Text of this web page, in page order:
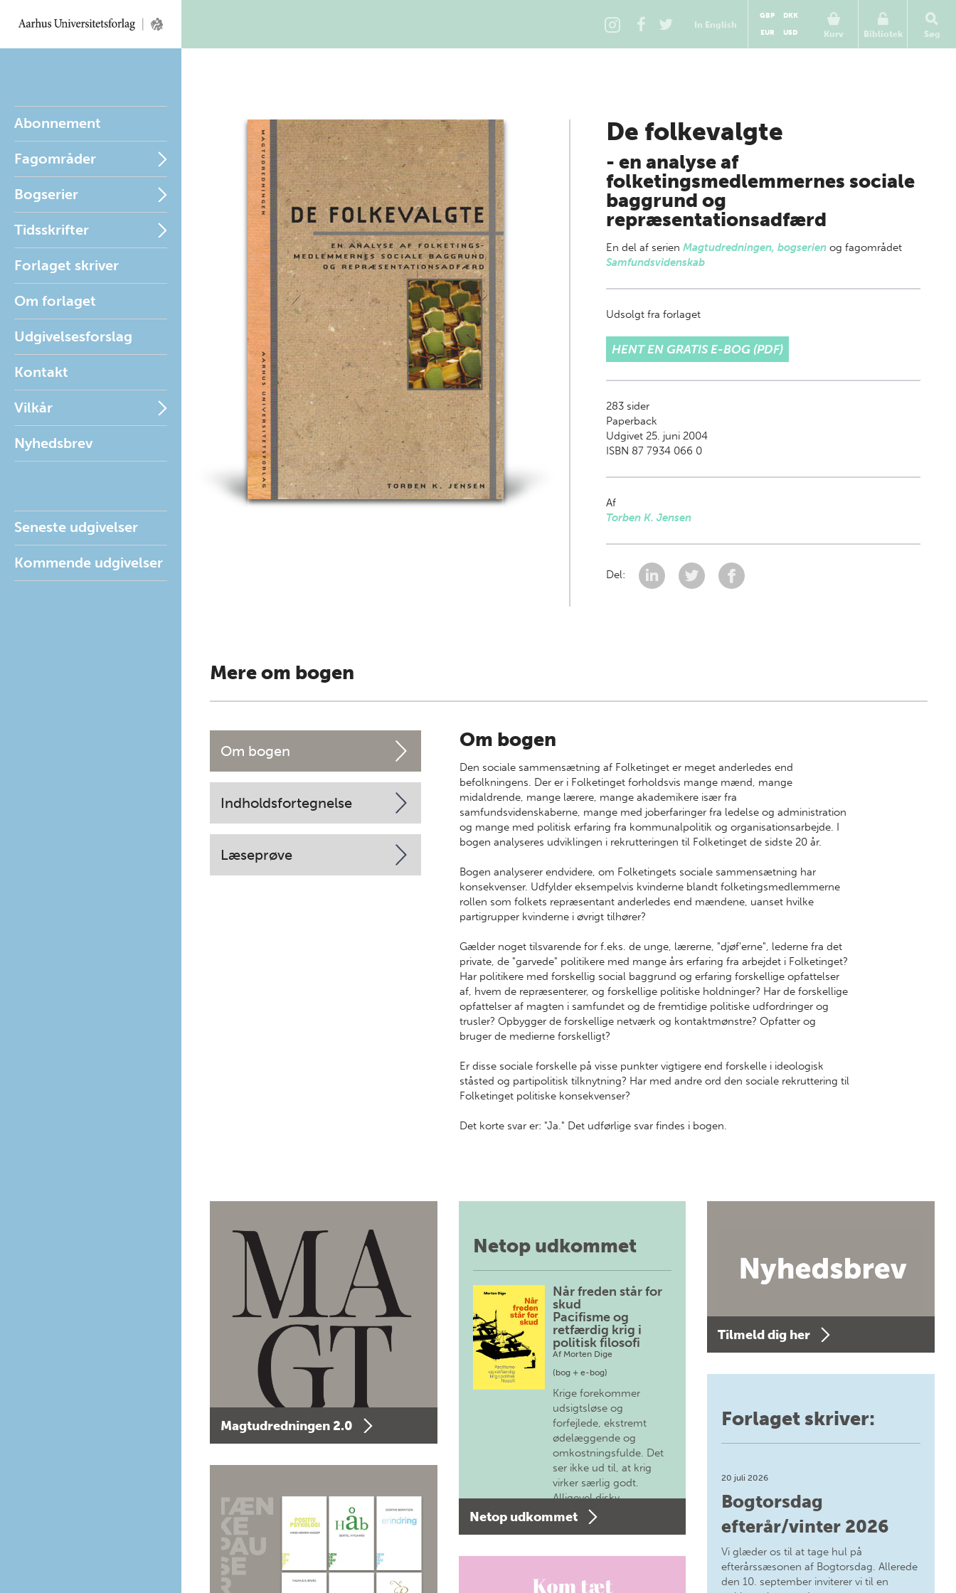
In English
Kurv
GBP
DKK
EUR
USD Bibliotek Søg
Abonnement
Fagområder
Bogserier
Tidsskrifter
Forlaget skriver
Om forlaget
Udgivelsesforslag
Kontakt
Vilkår
Nyhedsbrev
Seneste udgivelser
Kommende udgivelser
De folkevalgte
- en analyse af
folketingsmedlemmernes sociale
baggrund og
repræsentationsadfærd
En del af serien Magtudredningen, bogserien og fagområdet
Samfundsvidenskab
Udsolgt fra forlaget
HENT EN GRATIS E-BOG (PDF)
283sider
Paperback
Udgivet 25. juni 2004
ISBN 87 7934 066 0
Af
Torben K. Jensen
Del:
Mere om bogen
Om bogen
Indholdsfortegnelse
Læseprøve
Om bogen
Den sociale sammensætning af Folketinget er meget anderledes end
befolkningens. Der er i Folketinget forholdsvis mange mænd, mange
midaldrende, mange lærere, mange akademikere især fra
samfundsvidenskaberne, mange med joberfaringer fra ledelse og administration
og mange med politisk erfaring fra kommunalpolitik og organisationsarbejde. I
bogen analyseres udviklingen i rekrutteringen til Folketinget de sidste 20 år.
Bogen analyserer endvidere, om Folketingets sociale sammensætning har
konsekvenser. Udfylder eksempelvis kvinderne blandt folketingsmedlemmerne
rollen som folkets repræsentant anderledes end mændene, uanset hvilke
partigrupper kvinderne i øvrigt tilhører?
Gælder noget tilsvarende for f.eks. de unge, lærerne, "djøf'erne", lederne fra det
private, de "garvede" politikere med mange års erfaring fra arbejdet i Folketinget?
Har politikere med forskellig social baggrund og erfaring forskellige opfattelser
af, hvem de repræsenterer, og forskellige politiske holdninger? Har de forskellige
opfattelser af magten i samfundet og de fremtidige politiske udfordringer og
trusler? Opbygger de forskellige netværk og kontaktmønstre? Opfatter og
bruger de medierne forskelligt?
Er disse sociale forskelle på visse punkter vigtigere end forskelle i ideologisk
ståsted og partipolitisk tilknytning? Har med andre ord den sociale rekruttering til
Folketinget politiske konsekvenser?
Det korte svar er: "Ja." Det udførlige svar findes i bogen.
Magtudredningen 2.0
Netop udkommet
Når freden står for
skud
Pacifisme og
retfærdig krig i
politisk filosofi
Af Morten Dige
(bog + e-bog)
Krige forekommer
udsigtsløse og
forfejlede, ekstremt
ødelæggende og
omkostningsfulde. Det
ser ikke ud til, at krig
virker særlig godt.
Alligevel diskv…
Netop udkommet
Tilmeld dig her
Forlaget skriver:
20 juli 2026
Bogtorsdag
efterår/vinter 2026
Vi glæder os til at tage hul på
efterårssæsonen af Bogtorsdag. Allerede
den 10. september inviterer vi til en